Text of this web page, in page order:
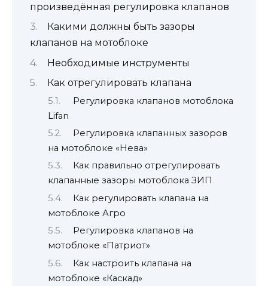
произведённая регулировка клапанов
Какими должны быть зазоры
клапанов на мотоблоке
Необходимые инструменты
Как отрегулировать клапана
Регулировка клапанов мотоблока
Lifan
Регулировка клапанных зазоров
на мотоблоке «Нева»
Как правильно отрегулировать
клапанные зазоры мотоблока ЗИП
Как регулировать клапана на
мотоблоке Агро
Регулировка клапанов на
мотоблоке «Патриот»
Как настроить клапана на
мотоблоке «Каскад»